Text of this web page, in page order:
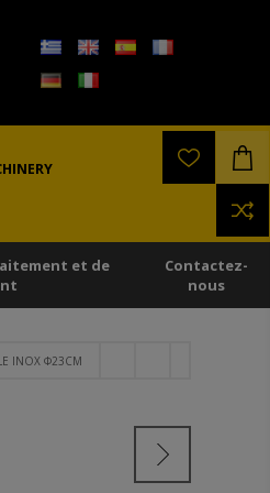
et de
Contactez-
nous
INOX Φ23CM